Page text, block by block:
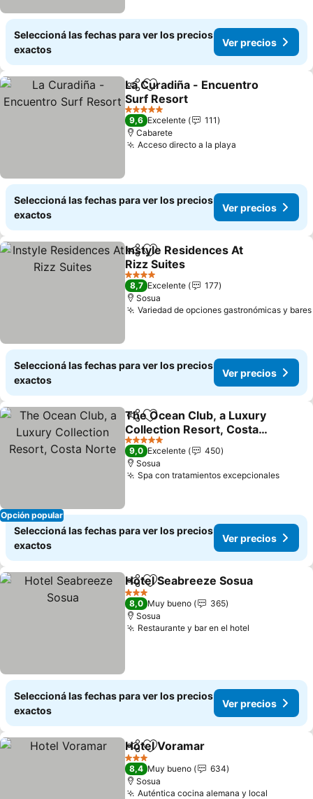
Seleccioná las fechas para ver los precios
exactos
Ver precios
CompartirAñadir a favoritos
La Curadiña - Encuentro
Surf Resort
Ver precios
5 Estrellas
9,6 Excelente
111
Cabarete
Acceso directo a la playa
Seleccioná las fechas para ver los precios
exactos
Ver precios
CompartirAñadir a favoritos
Instyle Residences At
Rizz Suites
Ver precios
4 Estrellas
8,7 Excelente
177
Sosua
Variedad de opciones gastronómicas y bares
Seleccioná las fechas para ver los precios
exactos
Ver precios
Opción popular
Compartir
Añadir a favoritos
The Ocean Club, a Luxury
Collection Resort, Costa
Norte
Ver precios
5 Estrellas
9,0 Excelente
450
Sosua
Spa con tratamientos excepcionalesVer
Seleccioná las fechas para ver los precios
exactos
Ver precios
CompartirAñadir a favoritos
Hotel Seabreeze Sosua
3 Estrellas
8,0 Muy bueno
365
Sosua
Restaurante y bar en el hotel
Seleccioná las fechas para ver los precios
exactos
Ver precios
CompartirAñadir a favoritos
Hotel Voramar
3 Estrellas
8,4 Muy bueno
634
Sosua
Auténtica cocina alemana y local